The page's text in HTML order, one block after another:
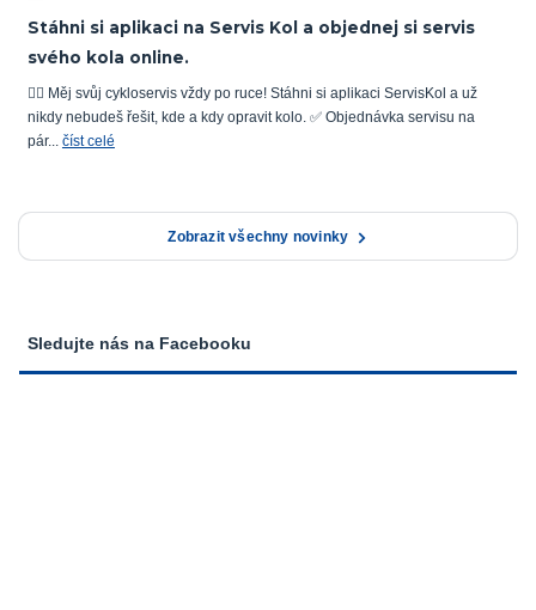
Stáhni si aplikaci na Servis Kol a objednej si servis
svého kola online.
🚴‍♂️ Měj svůj cykloservis vždy po ruce! Stáhni si aplikaci ServisKol a už
nikdy nebudeš řešit, kde a kdy opravit kolo. ✅ Objednávka servisu na
pár... číst celé
Zobrazit všechny novinky
Sledujte nás na Facebooku